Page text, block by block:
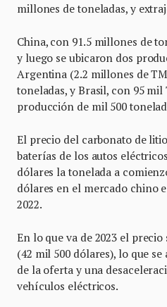
millones de toneladas, y
China, con 91.5 millones de
y luego se ubicaron dos
Argentina (2.2 millones de
toneladas, y Brasil, con 95 mil
producción de mil 500
El precio del carbonato de
baterías de los autos
dólares la tonelada a
dólares en el mercado chino
2022.
En lo que va de 2023 el
(42 mil 500 dólares), lo que
de la oferta y una
vehículos eléctricos.